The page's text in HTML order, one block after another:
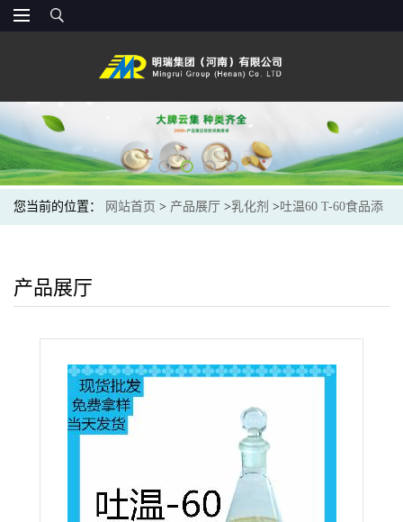
您当前的位置： 网站首页 > 产品展厅 >乳化剂 >吐温60 T-60食品添
产品展厅